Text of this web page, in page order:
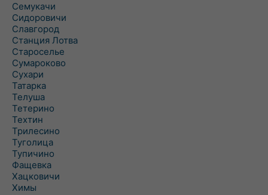
Семукачи
Сидоровичи
Славгород
Станция Лотва
Староселье
Сумароково
Сухари
Татарка
Телуша
Тетерино
Техтин
Трилесино
Туголица
Тупичино
Фащевка
Хацковичи
Химы